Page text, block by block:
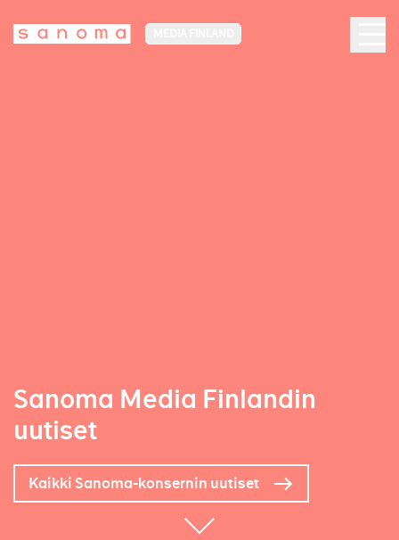
Sanoma Media Finlandin
uutiset
Kaikki Sanoma-konsernin uutiset